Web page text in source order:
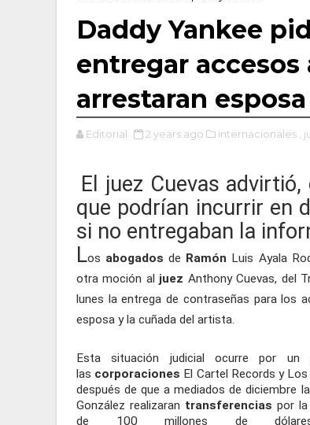
Daddy Yankee
entregar
arrestaran
Editorial 2 years ago internacionales.,
El juez Cuevas
que podrían incurrir en
si no entregaban la
Los abogados de Ramón Luis Ayala
otra moción al juez Anthony Cuevas, del
lunes la entrega de contraseñas para los
esposa y la cuñada del artista.
Esta situación judicial ocurre por un
las corporaciones El Cartel Records y Los
después de que a mediados de diciembre
González realizaran transferencias por
de 100 millones de